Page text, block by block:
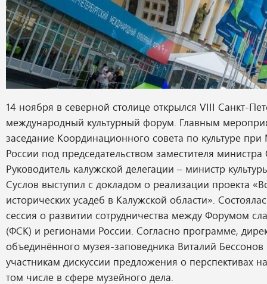
14 ноября в северной столице открылся VIII Санкт-
международный культурный форум. Главным
заседание Координационного совета по культуре при
России под председательством заместителя
Руководитель калужской делегации – министр
Суслов выступил с докладом о реализации проекта
исторических усадеб в Калужской области».
сессия о развитии сотрудничества между Форумом
(ФСК) и регионами России. Согласно программе,
объединённого музея-заповедника Виталий Бессонов
участникам дискуссии предложения о перспективах
том числе в сфере музейного дела.